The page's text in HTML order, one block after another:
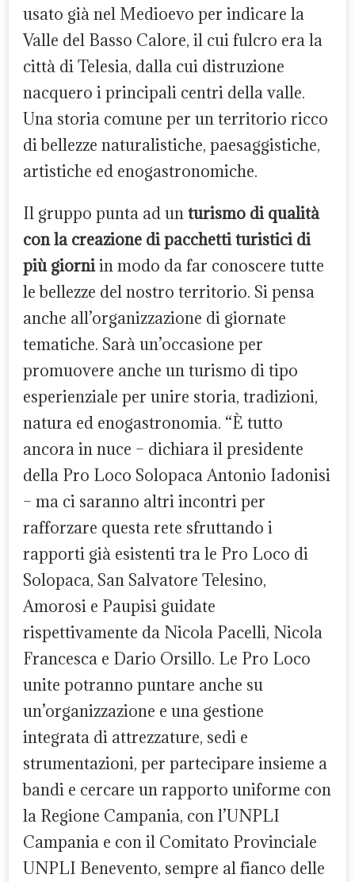
usato già nel Medioevo per indicare la
Valle del Basso Calore, il cui fulcro era la
città di Telesia, dalla cui distruzione
nacquero i principali centri della valle.
Una storia comune per un territorio ricco
di bellezze naturalistiche, paesaggistiche,
artistiche ed enogastronomiche.
Il gruppo punta ad unturismo di qualità
con la creazione di pacchetti turistici di
più giorniin modo da far conoscere tutte
le bellezze del nostro territorio. Si pensa
anche all’organizzazione di giornate
tematiche. Sarà un’occasione per
promuovere anche un turismo di tipo
esperienziale per unire storia, tradizioni,
natura ed enogastronomia. “È tutto
ancora in nuce – dichiara il presidente
della Pro Loco Solopaca Antonio Iadonisi
– ma ci saranno altri incontri per
rafforzare questa rete sfruttando i
rapporti già esistenti tra le Pro Loco di
Solopaca, San Salvatore Telesino,
Amorosi e Paupisi guidate
rispettivamente da Nicola Pacelli, Nicola
Francesca e Dario Orsillo. Le Pro Loco
unite potranno puntare anche su
un’organizzazione e una gestione
integrata di attrezzature, sedi e
strumentazioni, per partecipare insieme a
bandi e cercare un rapporto uniforme con
la Regione Campania, con l’UNPLI
Campania e con il Comitato Provinciale
UNPLI Benevento, sempre al fianco delle